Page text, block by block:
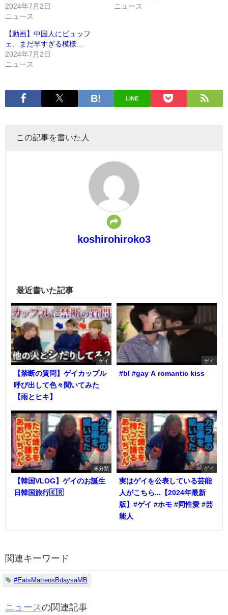
2024年7月2日
ニュース
ニュース
【動画】中国人にビュッフ
ェ、まだ早すぎる模様…
2024年7月2日
ニュース
LINE
この記事を書いた人
koshirohiroko3
最近書いた記事
ゲイ
【禁断の質問】ゲイカップル
呼び出して色々聞いてみた
【雨とヒキ】
ゲイ
#bl #gay A romantic kiss
未分類
【韓国VLOG】ゲイのお誕生
日韓国旅行🇰🇷
ゲイ
実はゲイを公表している芸能
人がこちら...【2024年最新
版】#ゲイ #ホモ #同性愛 #芸
能人
関連キーワード
#EatsMatteosBdaysaMB
ニュースの関連記事